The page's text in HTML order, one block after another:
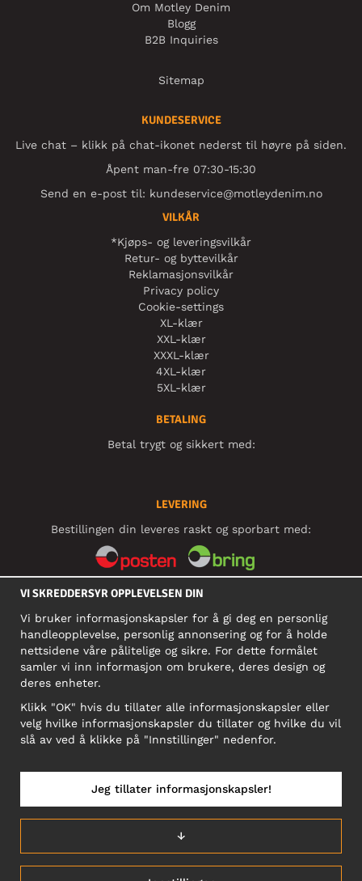
Om Motley Denim
Blogg
B2B Inquiries
Sitemap
KUNDESERVICE
Live chat – klikk på chat-ikonet nederst til høyre på siden.
Åpent man-fre 07:30-15:30
Send en e-post til: kundeservice@motleydenim.no
VILKÅR
*Kjøps- og leveringsvilkår
Retur- og byttevilkår
Reklamasjonsvilkår
Privacy policy
Cookie-settings
XL-klær
XXL-klær
XXXL-klær
4XL-klær
5XL-klær
BETALING
Betal trygt og sikkert med:
LEVERING
Bestillingen din leveres raskt og sporbart med:
SOSIALE MEDIER
BEDRIFT
911 891 581 MVA
NB! Ikke bruk denne adressen til å sende produkter i retur!
NORGE/NORSK
VI SKREDDERSYR OPPLEVELSEN DIN
Vi bruker informasjonskapsler for å gi deg en personlig
handleopplevelse, personlig annonsering og for å holde
nettsidene våre pålitelige og sikre. For dette formålet
samler vi inn informasjon om brukere, deres design og
deres enheter.
Klikk "OK" hvis du tillater alle informasjonskapsler eller
velg hvilke informasjonskapsler du tillater og hvilke du vil
slå av ved å klikke på "Innstillinger" nedenfor.
↓
Jeg tillater informasjonskapsler!